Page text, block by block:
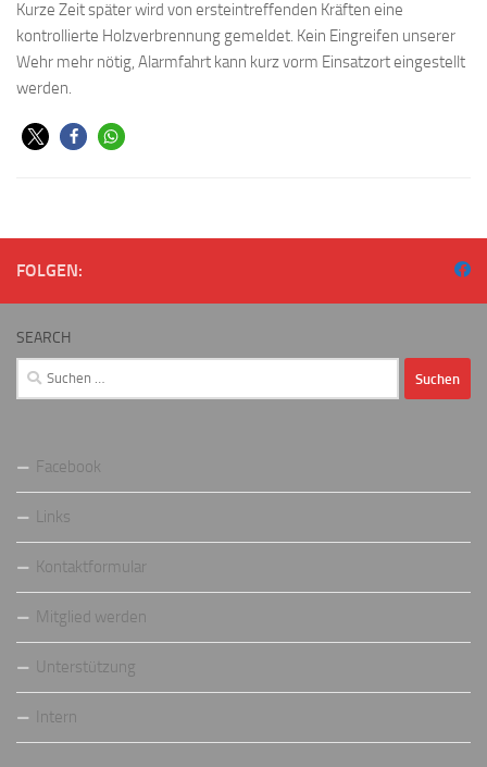
Kurze Zeit später wird von ersteintreffenden Kräften eine
kontrollierte Holzverbrennung gemeldet. Kein Eingreifen unserer
Wehr mehr nötig, Alarmfahrt kann kurz vorm Einsatzort eingestellt
werden.
FOLGEN:
SEARCH
Suchen
nach:
Facebook
Links
Kontaktformular
Mitglied werden
Unterstützung
Intern